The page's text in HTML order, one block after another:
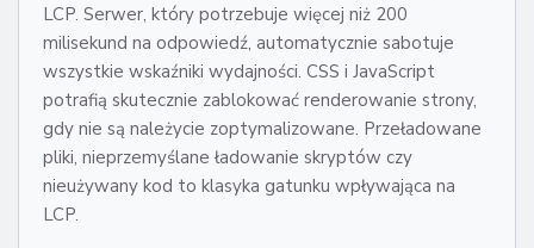
LCP. Serwer, który potrzebuje więcej niż 200
milisekund na odpowiedź, automatycznie sabotuje
wszystkie wskaźniki wydajności. CSS i JavaScript
potrafią skutecznie zablokować renderowanie strony,
gdy nie są należycie zoptymalizowane. Przeładowane
pliki, nieprzemyślane ładowanie skryptów czy
nieużywany kod to klasyka gatunku wpływająca na
LCP.